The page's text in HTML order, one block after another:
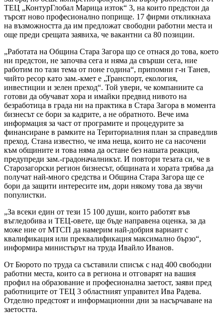
ТЕЦ „КонтурГлобал Марица изток“ 3, на които предстои да
търсят ново професионално поприще. 17 фирми откликнаха
на възможността да им предложат свободни работни места и
още преди срещата заявиха, че вакантни са 80 позиции.
„Работата на Община Стара Загора що се отнася до това, което
ни предстои, не започва сега и няма да свърши сега, ние
работим по тази тема от поне година“, припомни г-н Танев,
чийто ресор като зам.-кмет е „Транспорт, екология,
инвестиции и зелен преход“. Той увери, че компаниите са
готови да обучават хора и имайки предвид нивото на
безработица в града ни на практика в Стара Загора в момента
бизнесът се бори за кадрите, а не обратното. Вече има
информация за част от програмите и процедурите за
финансиране в рамките на Териториалния план за справедлив
преход. Стана известно, че има неща, които не са насочени
към общините и това няма да остане без нашата реакция,
предупреди зам.-градоначалникът. И повтори тезата си, че в
Старозагорски регион бизнесът, общината и хората трябва да
получат най-много средства и Община Стара Загора ще се
бори да защити интересите им, дори някому това да звучи
популистки.
„За всеки един от тези 15 100 души, които работят във
въгледобива и ТЕЦ-овете, ще бъде направена оценка, за да
може ние от МТСП да намерим най-добрия вариант с
квалификация или преквалификация максимално бързо“,
информира министърът на труда Ивайло Иванов.
От Бюрото по труда са съставили списък с над 400 свободни
работни места, които са в региона и отговарят на вашия
профил на образование и професионална заетост, заяви пред
работниците от ТЕЦ 3 областният управител Ива Радева.
Отделно предстоят и информационни дни за насърчаване на
заетостта.